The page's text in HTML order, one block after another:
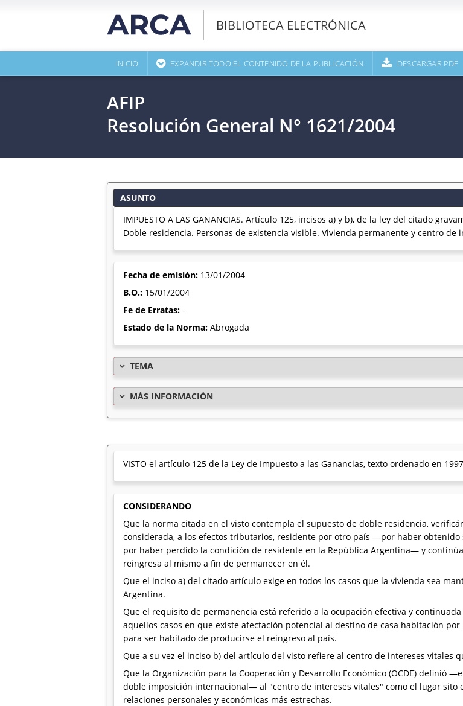
BIBLIOTECA ELECTRÓNICA
INICIO EXPANDIR TODO EL CONTENIDO DE LA PUBLICACIÓN DESCARGAR PDF
AFIP
Resolución General N° 1621/2004
ASUNTO
IMPUESTO A LAS GANANCIAS. Artículo 125, incisos a) y b), de la ley del citado
Doble residencia. Personas de existencia visible. Vivienda permanente y centro de
Fecha de emisión: 13/01/2004
B.O.: 15/01/2004
Fe de Erratas: -
Estado de la Norma: Abrogada
TEMA
MÁS INFORMACIÓN
VISTO el artículo 125 de la Ley de Impuesto a las Ganancias, texto ordenado en
CONSIDERANDO
Que la norma citada en el visto contempla el supuesto de doble residencia,
considerada, a los efectos tributarios, residente por otro país —por haber
por haber perdido la condición de residente en la República Argentina— y
reingresa al mismo a fin de permanecer en él.
Que el inciso a) del citado artículo exige en todos los casos que la vivienda sea
Argentina.
Que el requisito de permanencia está referido a la ocupación efectiva y
aquellos casos en que existe afectación potencial al destino de casa habitación
para ser habitado de producirse el reingreso al país.
Que a su vez el inciso b) del artículo del visto refiere al centro de intereses vitales
Que la Organización para la Cooperación y Desarrollo Económico (OCDE) definió
doble imposición internacional— al "centro de intereses vitales" como el lugar sito
relaciones personales y económicas más estrechas.